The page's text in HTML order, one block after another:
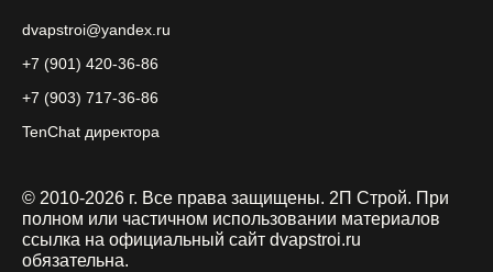
dvapstroi@yandex.ru
+7 (901) 420-36-86
+7 (903) 717-36-86
TenChat директора
© 2010-2026 г. Все права защищены. 2П Строй. При
полном или частичном использовании материалов
ссылка на официальный сайт dvapstroi.ru
обязательна.